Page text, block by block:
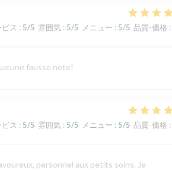
ス : 5/5 雰囲気: 5/5 メニュー : 5/5 品質-価格 :
fausse note!
ス : 5/5 雰囲気: 5/5 メニュー : 5/5 品質-価格 :
personnel aux petits soins. Je